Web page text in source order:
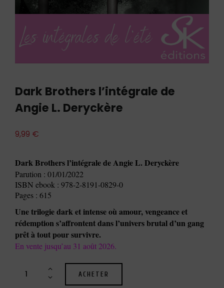
Dark Brothers l’intégrale de
Angie L. Deryckère
9,99 €
Dark Brothers l’intégrale de Angie L. Deryckère
Parution : 01/01/2022
ISBN ebook : 978-2-8191-0829-0
Pages : 615
Une trilogie dark et intense où amour, vengeance et
rédemption s’affrontent dans l’univers brutal d’un gang
prêt à tout pour survivre.
En vente jusqu’au 31 août 2026.
ACHETER